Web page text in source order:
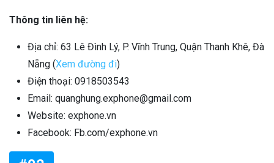
Thông tin liên hệ:
Địa chỉ: 63 Lê Đình Lý, P. Vĩnh Trung, Quận Thanh Khê, Đà
Nẵng (Xem đường đi)
Điện thoại: 0918503543
Email: quanghung.exphone@gmail.com
Website: exphone.vn
Facebook: Fb.com/exphone.vn